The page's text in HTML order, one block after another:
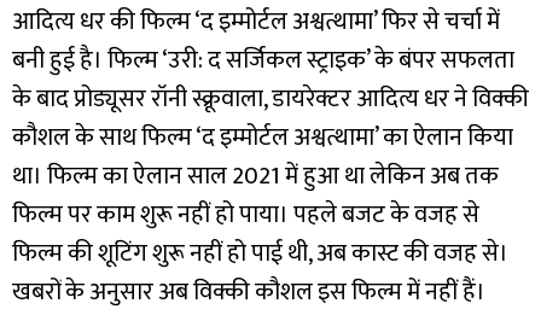
आदित्य धर की फिल्म ‘द इम्मोर्टल अश्वत्थामा’ फिर से चर्चा में
बनी हुई है। फिल्म ‘उरी: द सर्जिकल स्ट्राइक’ के बंपर सफलता
के बाद प्रोड्यूसर रॉनी स्क्रूवाला, डायरेक्टर आदित्य धर ने विक्की
कौशल के साथ फिल्म ‘द इम्मोर्टल अश्वत्थामा’ का ऐलान किया
था। फिल्म का ऐलान साल 2021 में हुआ था लेकिन अब तक
फिल्म पर काम शुरू नहीं हो पाया। पहले बजट के वजह से
फिल्म की शूटिंग शुरू नहीं हो पाई थी, अब कास्ट की वजह से।
खबरों के अनुसार अब विक्की कौशल इस फिल्म में नहीं हैं।